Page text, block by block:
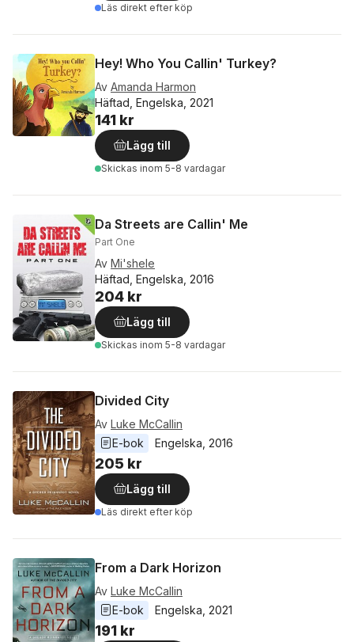
Läs direkt efter köp
Hey! Who You Callin' Turkey?
Av Amanda Harmon
Häftad, Engelska, 2021
141 kr
Lägg till
Skickas inom 5-8 vardagar
Da Streets are Callin' Me
Part One
Av Mi'shele
Häftad, Engelska, 2016
204 kr
Lägg till
Skickas inom 5-8 vardagar
Divided City
Av Luke McCallin
E-bok
Engelska 2016
205 kr
Lägg till
Läs direkt efter köp
From a Dark Horizon
Av Luke McCallin
E-bok
Engelska 2021
191 kr